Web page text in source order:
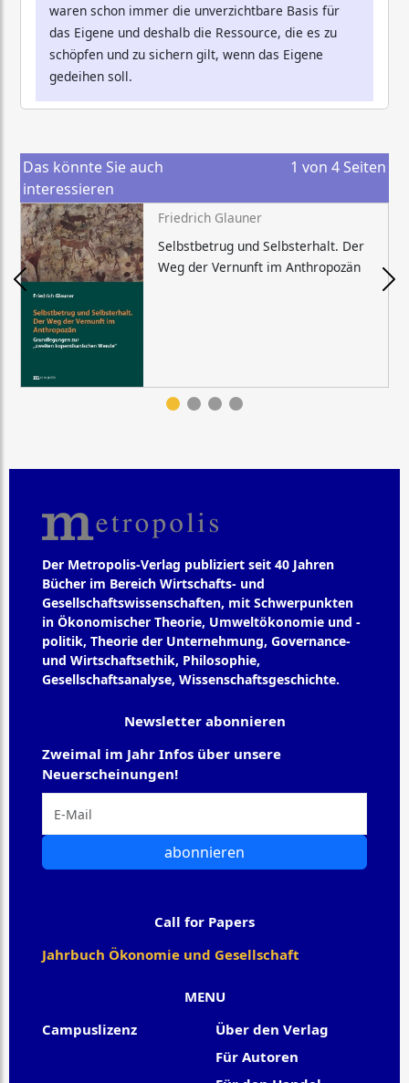
waren schon immer die unverzichtbare Basis für
das Eigene und deshalb die Ressource, die es zu
schöpfen und zu sichern gilt, wenn das Eigene
gedeihen soll.
Das könnte Sie auch
interessieren
1 von 4 Seiten
Friedrich Glauner
Selbstbetrug und Selbsterhalt. Der
Weg der Vernunft im Anthropozän
Der Metropolis-Verlag publiziert seit 40 Jahren
Bücher im Bereich Wirtschafts- und
Gesellschaftswissenschaften, mit Schwerpunkten
in Ökonomischer Theorie, Umweltökonomie und -
politik, Theorie der Unternehmung, Governance-
und Wirtschaftsethik, Philosophie,
Gesellschaftsanalyse, Wissenschaftsgeschichte.
MENU
Campuslizenz
Über den Verlag
Für Autoren
Newsletter abonnieren
Zweimal im Jahr Infos über unsere
Neuerscheinungen!
abonnieren
Call for Papers
Jahrbuch Ökonomie und Gesellschaft